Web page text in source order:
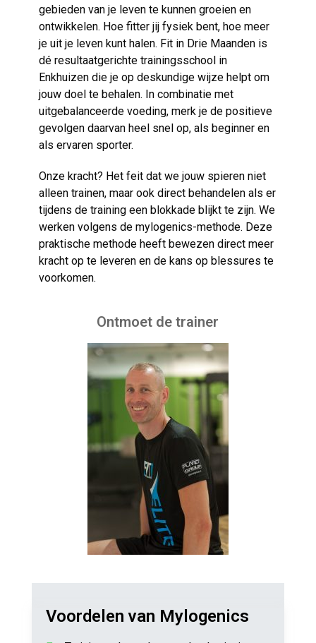
gebieden van je leven te kunnen groeien en
ontwikkelen. Hoe fitter jij fysiek bent, hoe meer
je uit je leven kunt halen. Fit in Drie Maanden is
dé resultaatgerichte trainingsschool in
Enkhuizen die je op deskundige wijze helpt om
jouw doel te behalen. In combinatie met
uitgebalanceerde voeding, merk je de positieve
gevolgen daarvan heel snel op, als beginner en
als ervaren sporter.
Onze kracht? Het feit dat we jouw spieren niet
alleen trainen, maar ook direct behandelen als er
tijdens de training een blokkade blijkt te zijn. We
werken volgens de mylogenics-methode. Deze
praktische methode heeft bewezen direct meer
kracht op te leveren en de kans op blessures te
voorkomen.
Ontmoet de trainer
Voordelen van Mylogenics